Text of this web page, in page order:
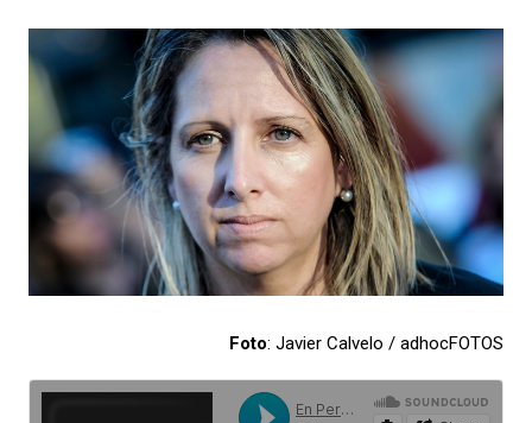
Foto: Javier Calvelo / adhocFOTOS